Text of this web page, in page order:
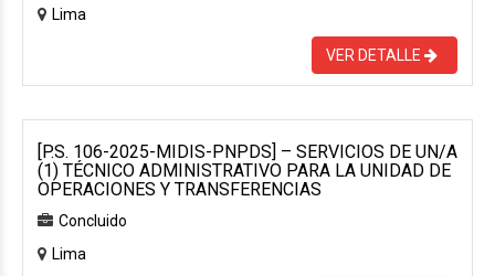
Lima
VER DETALLE
[P.S. 106-2025-MIDIS-PNPDS] – SERVICIOS DE UN/A
(1) TÉCNICO ADMINISTRATIVO PARA LA UNIDAD DE
OPERACIONES Y TRANSFERENCIAS
Concluido
Lima